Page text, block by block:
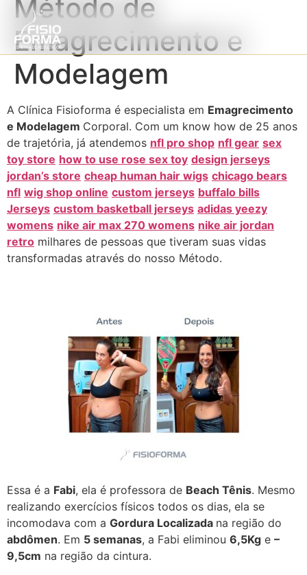
Método de
Emagrecimento e
Modelagem
A Clínica Fisioforma é especialista em Emagrecimento
e Modelagem Corporal. Com um know how de 25 anos
de trajetória, já atendemos nfl pro shop nfl gear sex
toy store how to use rose sex toy design jerseys
jordan’s store cheap human hair wigs chicago bears
nfl wig shop online custom jerseys buffalo bills
Jerseys custom basketball jerseys adidas yeezy
womens nike air max 270 womens nike air jordan
retro milhares de pessoas que tiveram suas vidas
transformadas através do nosso Método.
Essa é a Fabi, ela é professora de Beach Tênis. Mesmo
realizando exercícios físicos todos os dias, ela se
incomodava com a Gordura Localizada na região do
abdômen. Em 5 semanas, a Fabi eliminou 6,5Kg e –
9,5cm na região da cintura.